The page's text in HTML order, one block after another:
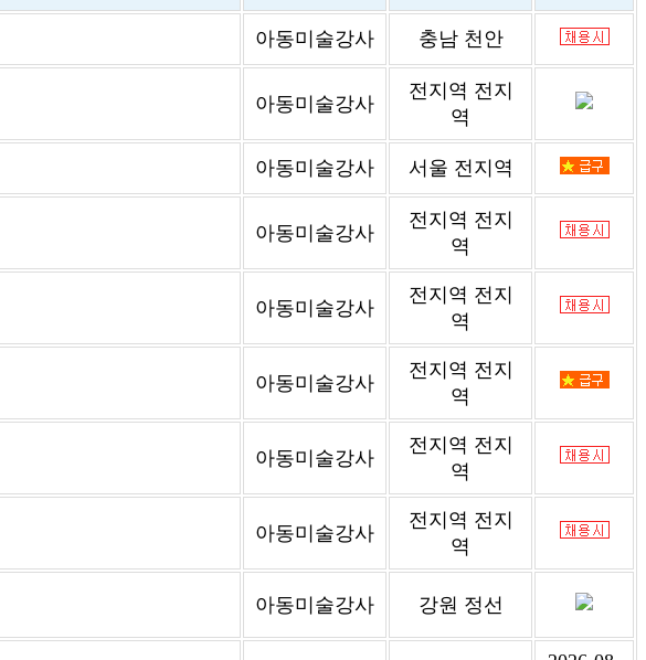
아동미술강사 충남 천안
아동미술강사
전지역 전지
역
아동미술강사 서울 전지역
아동미술강사
전지역 전지
역
아동미술강사
전지역 전지
역
아동미술강사
전지역 전지
역
아동미술강사
전지역 전지
역
아동미술강사
전지역 전지
역
아동미술강사 강원 정선